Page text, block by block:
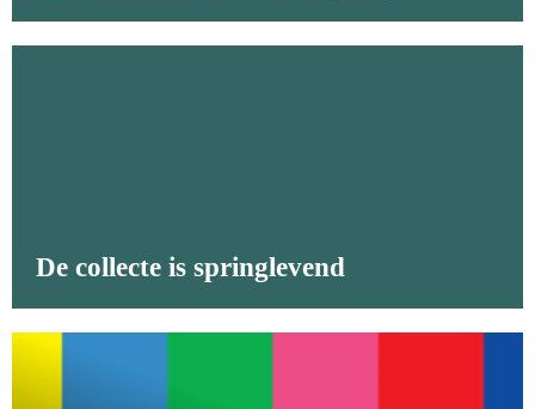
De collecte is springlevend